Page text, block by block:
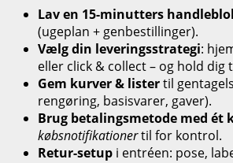
Lav en 15-minutters
(ugeplan + genbestillinger).
Vælg din leveringsstrategi:
eller click & collect – og hold dig
Gem kurver & listertil
rengøring, basisvarer, gaver).
Brug betalingsmetode med ét
købsnotifikationertil for kontrol.
Retur-setup i entréen: pose,